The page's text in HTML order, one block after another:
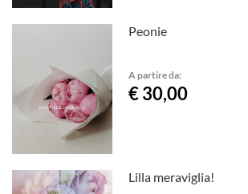
Peonie
A partire da:
€ 30,00
Lilla meraviglia!